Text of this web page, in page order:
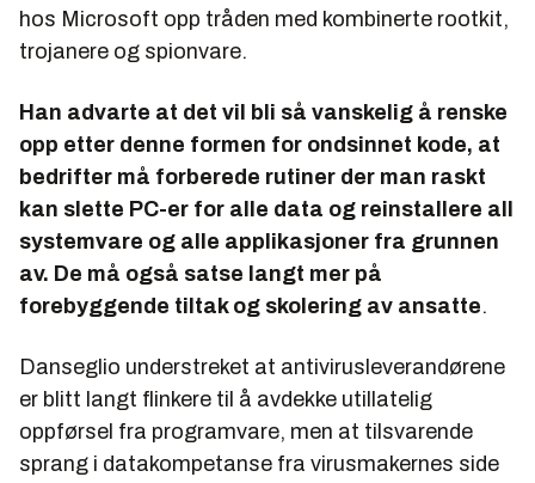
hos Microsoft opp tråden med kombinerte rootkit,
trojanere og spionvare.
Han advarte at det vil bli så vanskelig å renske
opp etter denne formen for ondsinnet kode, at
bedrifter må forberede rutiner der man raskt
kan slette PC-er for alle data og reinstallere all
systemvare og alle applikasjoner fra grunnen
av. De må også satse langt mer på
forebyggende tiltak og skolering av ansatte.
Danseglio understreket at antivirusleverandørene
er blitt langt flinkere til å avdekke utillatelig
oppførsel fra programvare, men at tilsvarende
sprang i datakompetanse fra virusmakernes side